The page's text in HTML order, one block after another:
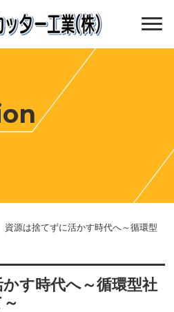
源は捨てずに活かす時代へ～循環型
す時代へ～循環型社